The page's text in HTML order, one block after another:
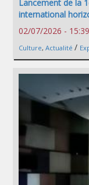
Lancement de la
international
02/07/2026 - 15:39
Culture, Actualité /